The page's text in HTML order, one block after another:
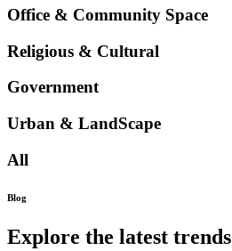
Office & Community Space
Religious & Cultural
Government
Urban & LandScape
All
Blog
Explore the latest trends